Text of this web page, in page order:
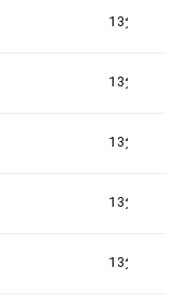
13分鐘
13分鐘
13分鐘
13分鐘
13分鐘